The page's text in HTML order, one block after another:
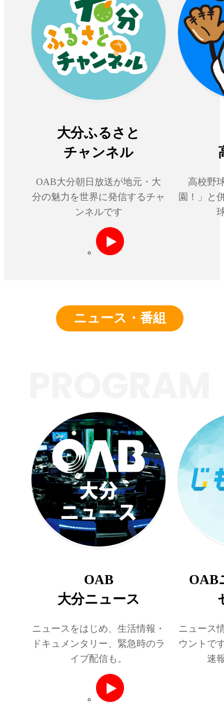
大分ふるさと
チャンネル
OAB大分朝日放送が地元・大
分の魅力を世界に発信するチャ
ンネルです
高校野
園！」と
ニュース・番組
OAB
大分ニュース
ニュースをはじめ、生活情報・
ドキュメンタリー、緊急時のラ
イブ配信も。
OAB
ニュース
ウントで
速